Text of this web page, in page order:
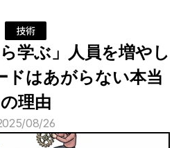
技術
学ぶ」人員を増やし
ドはあがらない本当
の理由
08/26